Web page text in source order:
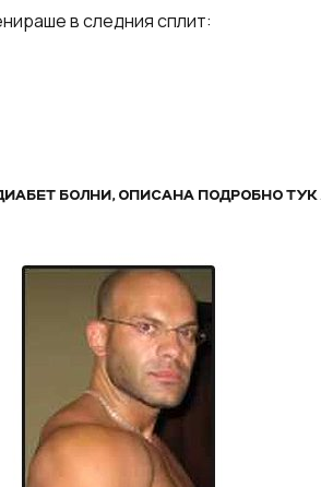
в следния сплит:
БОЛНИ, ОПИСАНА ПОДРОБНО ТУК